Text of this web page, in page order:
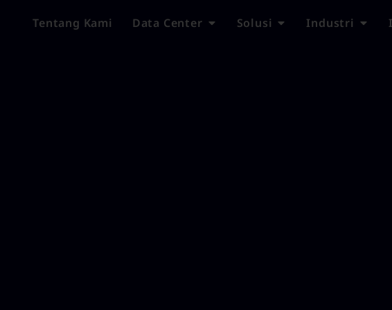
Tentang Kami Data Center Solusi Industri